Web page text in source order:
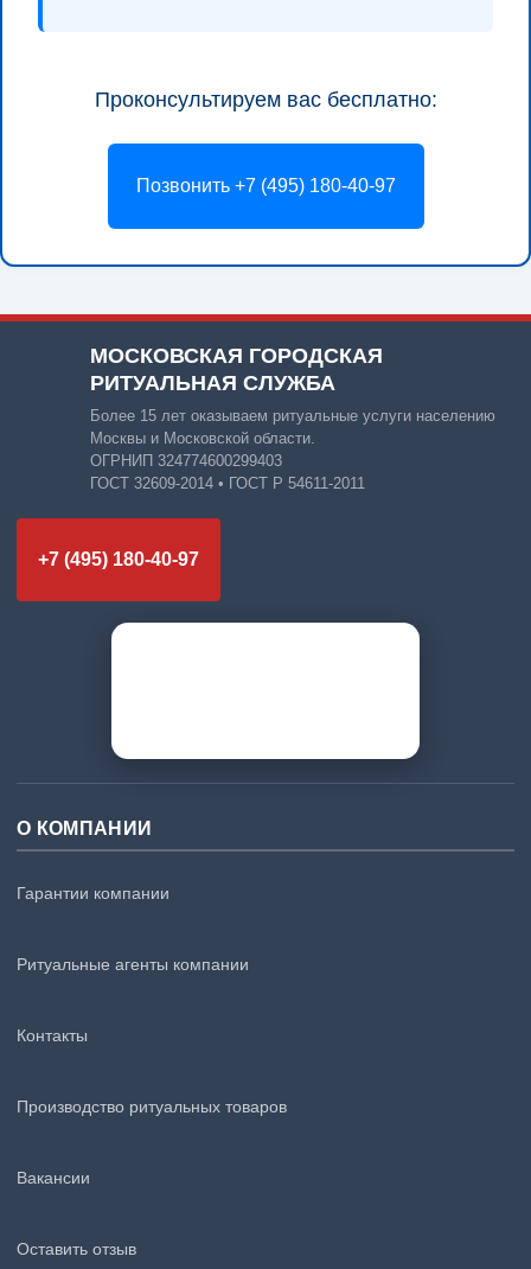
Проконсультируем вас бесплатно:
Позвонить +7 (495) 180-40-97
МОСКОВСКАЯ ГОРОДСКАЯ
РИТУАЛЬНАЯ СЛУЖБА
Более 15 лет оказываем ритуальные услуги населению
Москвы и Московской области.
ОГРНИП 324774600299403
ГОСТ 32609-2014 • ГОСТ Р 54611-2011
+7 (495) 180-40-97
О КОМПАНИИ
Гарантии компании
Ритуальные агенты компании
Контакты
Производство ритуальных товаров
Вакансии
Оставить отзыв